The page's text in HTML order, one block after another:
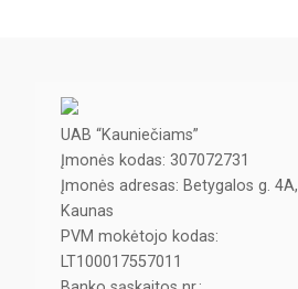
UAB “Kauniečiams”
Įmonės kodas: 307072731
Įmonės adresas: Betygalos g. 4A,
Kaunas
PVM mokėtojo kodas:
LT100017557011